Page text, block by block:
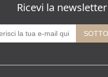
Ricevi la newsletter